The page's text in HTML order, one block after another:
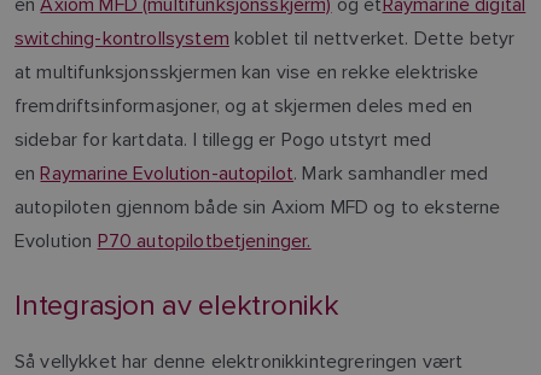
switching-kontrollsystem koblet til nettverket. Dette betyr
at multifunksjonsskjermen kan vise en rekke elektriske
fremdriftsinformasjoner, og at skjermen deles med en
sidebar for kartdata. I tillegg er Pogo utstyrt med
enRaymarine Evolution-autopilot. Mark samhandler med
autopiloten gjennom både sin Axiom MFD og to eksterne
Evolution P70 autopilotbetjeninger.
Integrasjon av elektronikk
Så vellykket har denne elektronikkintegreringen vært